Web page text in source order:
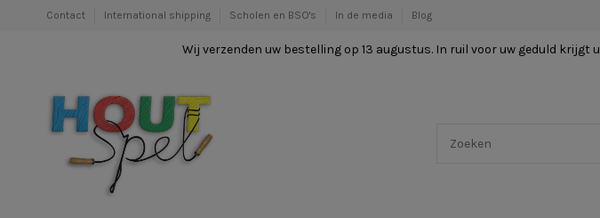
Contact International shipping Scholen en BSO's In de media Blog
Wij verzenden uw bestelling op 13 augustus. In ruil voor uw geduld krijgt u